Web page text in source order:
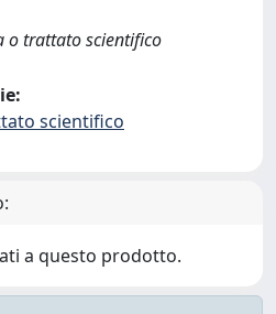
o trattato scientifico
scientifico
a questo prodotto.